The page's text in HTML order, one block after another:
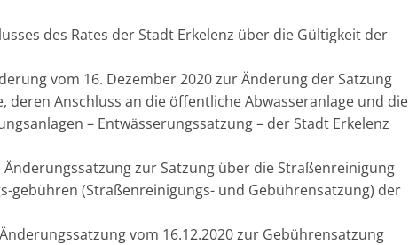
des Rates der Stadt Erkelenz über die Gültigkeit der
vom 16. Dezember 2020 zur Änderung der Satzung
deren Anschluss an die öffentliche Abwasseranlage und die
– Entwässerungssatzung – der Stadt Erkelenz
zur Satzung über die Straßenreinigung
gebühren (Straßenreinigungs- und Gebührensatzung) der
vom 16.12.2020 zur Gebührensatzung